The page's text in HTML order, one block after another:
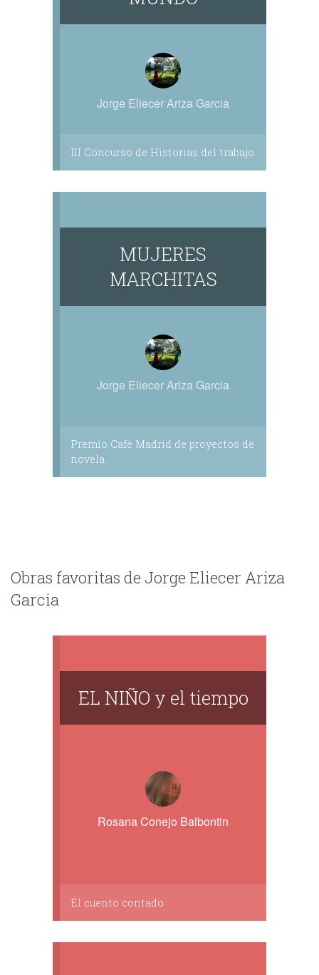
Jorge Eliecer Ariza Garcia
III Concurso de Historias del trabajo
MUJERES
MARCHITAS
Jorge Eliecer Ariza Garcia
Premio Café Madrid de proyectos de
novela
Obras favoritas de Jorge Eliecer Ariza
Garcia
EL NIÑO y el tiempo
Rosana Conejo Balbontin
El cuento contado